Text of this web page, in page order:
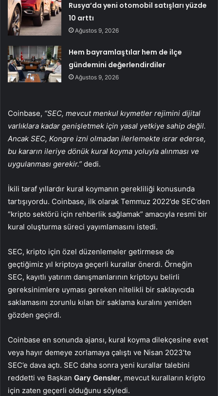
Rusya’da yeni otomobil satışları yüzde
10 arttı
Ağustos 9, 2026
Hem bayramlaştılar hem de ilçe
gündemini değerlendirdiler
Ağustos 9, 2026
Coinbase, “SEC, mevcut menkul kıymetler rejimini dijital
varlıklara kadar genişletmek için yasal yetkiye sahip değil.
Ancak SEC, Kongre izni olmadan ilerlemekte ısrar ederse,
bu kararın ileriye dönük kural koyma yoluyla alınması ve
uygulanması gerekir.” dedi.
İkili taraf yıllardır kural koymanın gerekliliği konusunda
tartışıyordu. Coinbase, ilk olarak Temmuz 2022’de SEC’den
“kripto sektörü için rehberlik sağlamak” amacıyla resmi bir
kural oluşturma süreci yayımlamasını istedi.
SEC, kripto için özel düzenlemeler getirmese de
geçtiğimiz yıl kriptoya geçerli kurallar önerdi. Örneğin
SEC, kayıtlı yatırım danışmanlarının kriptoyu belirli
gereksinimlere uyması gereken nitelikli bir saklayıcıda
saklamasını zorunlu kılan bir saklama kuralını yeniden
gözden geçirdi.
Coinbase en sonunda ajansı, kural koyma dilekçesine evet
veya hayır demeye zorlamaya çalıştı ve Nisan 2023’te
SEC’e dava açtı. SEC daha sonra yeni kurallar talebini
reddetti ve Başkan Gary Gensler, mevcut kuralların kripto
için zaten geçerli olduğunu söyledi.